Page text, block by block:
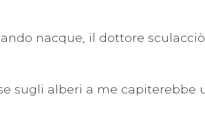
nacque, il dottore
sugli alberi a me capiterebbe